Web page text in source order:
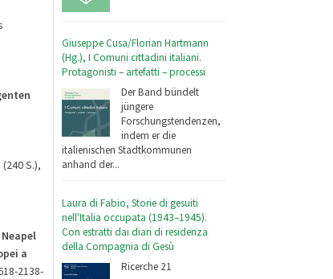
Giuseppe Cusa/Florian Hartmann
(Hg.), I Comuni cittadini italiani.
Protagonisti – artefatti – processi
Der Band bündelt
jüngere
Forschungstendenzen,
indem er die
italienischen Stadtkommunen
anhand der...
Laura di Fabio, Storie di gesuiti
nell'Italia occupata (1943–1945).
Con estratti dai diari di residenza
della Compagnia di Gesù
Ricerche 21
S.),
a
2138-